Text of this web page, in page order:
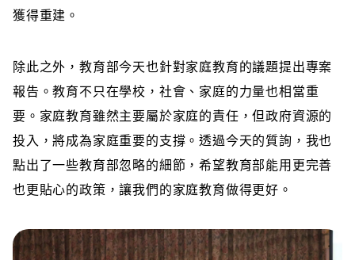
獲得重建。
除此之外，教育部今天也針對家庭教育的議題提出專案
報告。教育不只在學校，社會、家庭的力量也相當重
要。家庭教育雖然主要屬於家庭的責任，但政府資源的
投入，將成為家庭重要的支撐。透過今天的質詢，我也
點出了一些教育部忽略的細節，希望教育部能用更完善
也更貼心的政策，讓我們的家庭教育做得更好。